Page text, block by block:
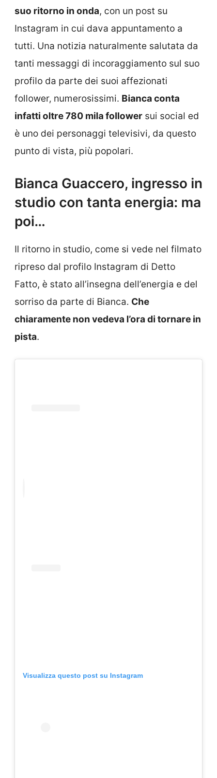
suo ritorno in onda, con un post su
Instagram in cui dava appuntamento a
tutti. Una notizia naturalmente salutata da
tanti messaggi di incoraggiamento sul suo
profilo da parte dei suoi affezionati
follower, numerosissimi. Bianca conta
infatti oltre 780 mila follower sui social ed
è uno dei personaggi televisivi, da questo
punto di vista, più popolari.
Bianca Guaccero, ingresso in
studio con tanta energia: ma
poi…
Il ritorno in studio, come si vede nel filmato
ripreso dal profilo Instagram di Detto
Fatto, è stato all’insegna dell’energia e del
sorriso da parte di Bianca. Che
chiaramente non vedeva l’ora di tornare in
pista.
Visualizza questo post su Instagram